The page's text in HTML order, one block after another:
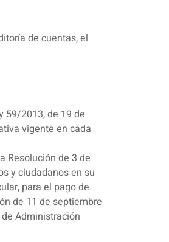
de cuentas, el
59/2013, de 19 de
vigente en cada
Resolución de 3 de
y ciudadanos en su
para el pago de
de 11 de septiembre
Administración